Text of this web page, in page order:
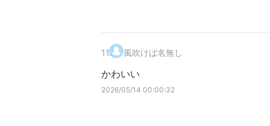
11. 風吹けば名無し
かわいい
2026/05/14 00:00:32